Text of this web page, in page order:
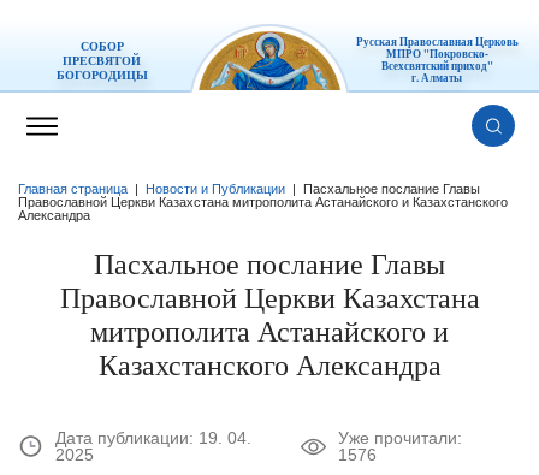
СОБОР
ПРЕСВЯТОЙ
БОГОРОДИЦЫ
Русская Православная Церковь
МПРО "Покровско-
Всехсвятский приход"
г. Алматы
Главная страница Новости и Публикации
Пасхальное послание Главы
Православной Церкви Казахстана митрополита Астанайского и Казахстанского
Александра
Пасхальное послание Главы
Православной Церкви Казахстана
митрополита Астанайского и
Казахстанского Александра
Дата публикации: 19. 04.
2025
Уже прочитали:
1576